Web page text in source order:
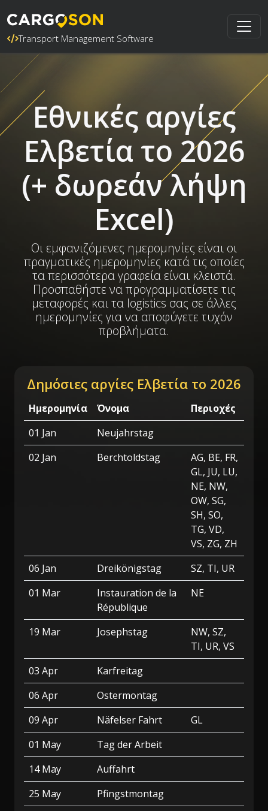
Transport Management Software
Εθνικές αργίες
Ελβετία το 2026
(+ δωρεάν λήψη
Excel)
Οι εμφανιζόμενες ημερομηνίες είναι οι
πραγματικές ημερομηνίες κατά τις οποίες
τα περισσότερα γραφεία είναι κλειστά.
Προσπαθήστε να προγραμματίσετε τις
μεταφορές και τα logistics σας σε άλλες
ημερομηνίες για να αποφύγετε τυχόν
προβλήματα.
Δημόσιες αργίες Ελβετία το 2026
Ημερομηνία Όνομα
Περιοχές
01 Jan
Neujahrstag
02 Jan
Berchtoldstag
AG, BE, FR,
GL, JU, LU,
NE, NW,
OW, SG,
SH, SO,
TG, VD,
VS, ZG, ZH
06 Jan
Dreikönigstag
SZ, TI, UR
01 Mar
Instauration de la
République
NE
19 Mar Josephstag
NW, SZ,
TI, UR, VS
03 Apr
Karfreitag
06 Apr
Ostermontag
09 Apr
Näfelser Fahrt
GL
01 May
Tag der Arbeit
14 May
Auffahrt
25 May
Pfingstmontag